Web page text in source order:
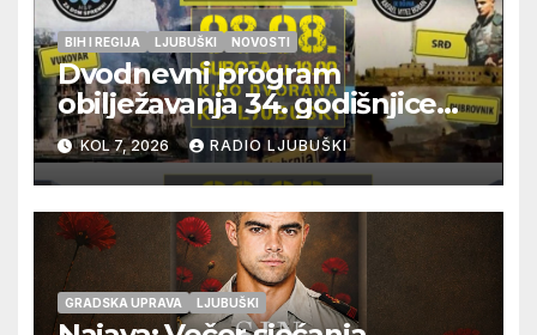
BIH I REGIJA LJUBUŠKI NOVOSTI
Dvodnevni program
obilježavanja 34. godišnjice
pogibije generala Blaža
Kraljevića i osmorice
pripadnika HOS-a
KOL 7, 2026 RADIO LJUBUŠKI
GRADSKA UPRAVA LJUBUŠKI